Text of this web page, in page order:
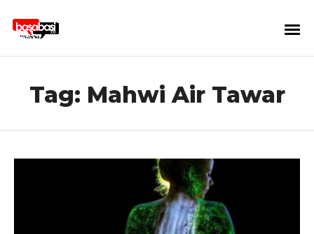
Tag: Mahwi Air Tawar